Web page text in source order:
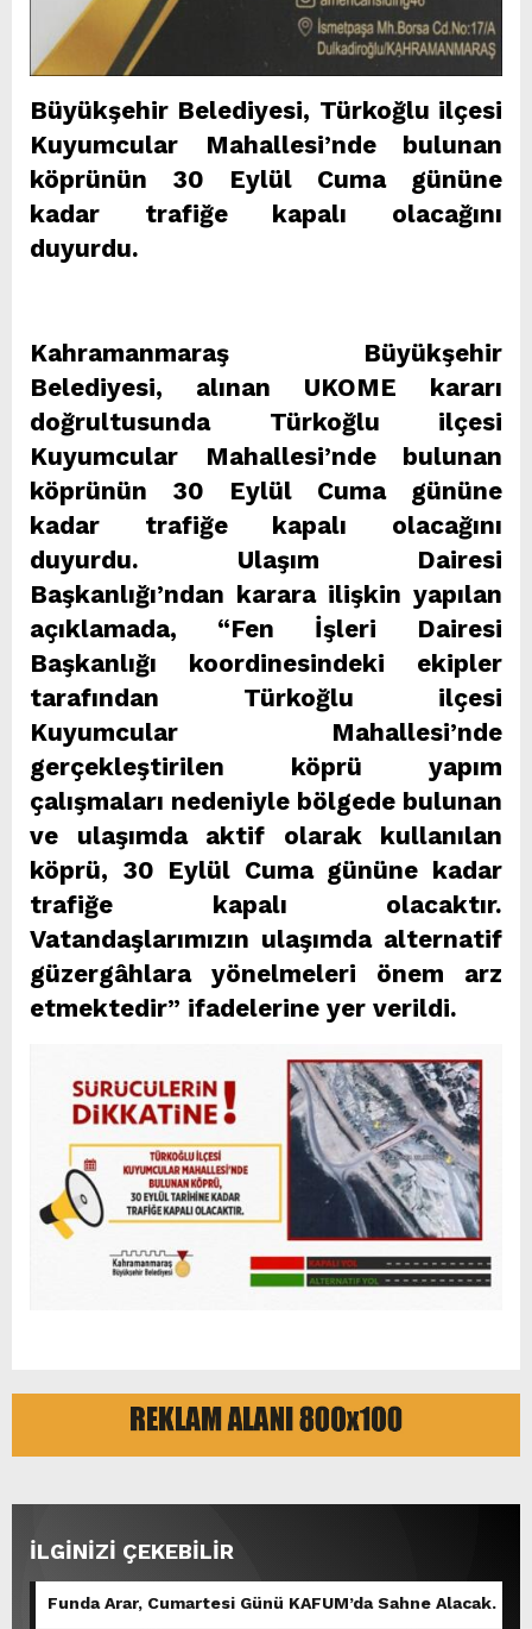
Büyükşehir Belediyesi, Türkoğlu ilçesi
Kuyumcular Mahallesi’nde bulunan
köprünün 30 Eylül Cuma gününe
kadar trafiğe kapalı olacağını
duyurdu.
Kahramanmaraş Büyükşehir
Belediyesi, alınan UKOME kararı
doğrultusunda Türkoğlu ilçesi
Kuyumcular Mahallesi’nde bulunan
köprünün 30 Eylül Cuma gününe
kadar trafiğe kapalı olacağını
duyurdu. Ulaşım Dairesi
Başkanlığı’ndan karara ilişkin yapılan
açıklamada, “Fen İşleri Dairesi
Başkanlığı koordinesindeki ekipler
tarafından Türkoğlu ilçesi
Kuyumcular Mahallesi’nde
gerçekleştirilen köprü yapım
çalışmaları nedeniyle bölgede bulunan
ve ulaşımda aktif olarak kullanılan
köprü, 30 Eylül Cuma gününe kadar
trafiğe kapalı olacaktır.
Vatandaşlarımızın ulaşımda alternatif
güzergâhlara yönelmeleri önem arz
etmektedir” ifadelerine yer verildi.
İLGİNİZİ ÇEKEBİLİR
Funda Arar, Cumartesi Günü KAFUM’da Sahne Alacak.